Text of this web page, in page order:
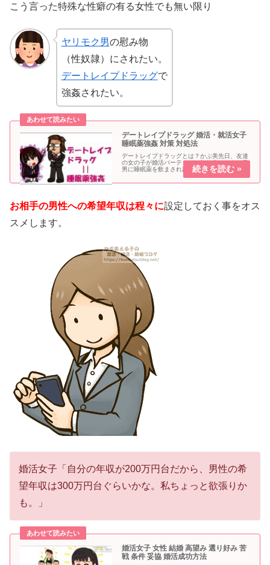
こう言った特殊な性癖の有る女性でも無い限り
ヤリモク男の慰み物
（性奴隷）にされたい。
デートレイプドラッグで
強姦されたい。
デートレイプドラッグ 婚活・就活女子
睡眠薬強姦 対策 対処法
デートレイプドラッグとは？かぶ美先日、友達
の女の子が婚活パーティーで知り合ったヤリ目
男に睡眠薬を飲まされ乱暴されました。えふ子
怖いわね。それは恐らくデートレイプドラッグ
（睡眠薬強姦）ね。睡眠薬を飲まされて強姦マ
お相手の男性への希望年収は程々に設定しておく事をオス
スメします。
婚活女子「自分の年収が200万円台だから、男性の希
望年収は300万円台ぐらいかな。私ちょっと欲張りか
も。」
婚活女子 女性 結婚 高望み 選り好み 苦
戦 条件 妥協 婚活成功方法